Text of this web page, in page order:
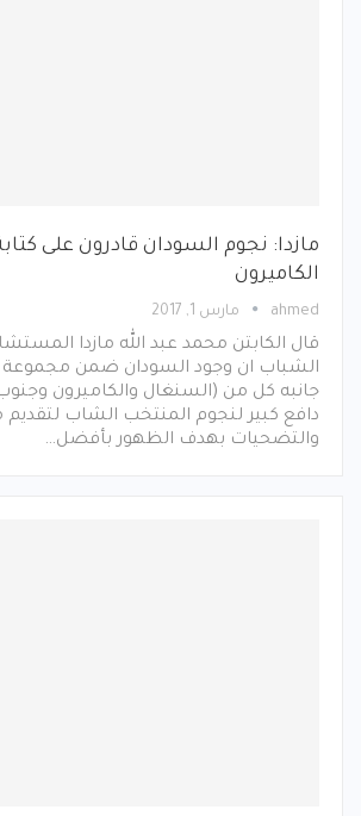
مازدا: نجوم السودان قادرون على
الكاميرون
ahmed مارس 1, 2017
قال الكابتن محمد عبد الله مازدا
الشباب ان وجود السودان ضمن مجموعة
جانبه كل من (السنغال والكاميرون وجنوب
دافع كبير لنجوم المنتخب الشاب
والتضحيات بهدف الظهور بأفضل…